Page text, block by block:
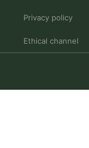
Privacy policy
Ethical channel